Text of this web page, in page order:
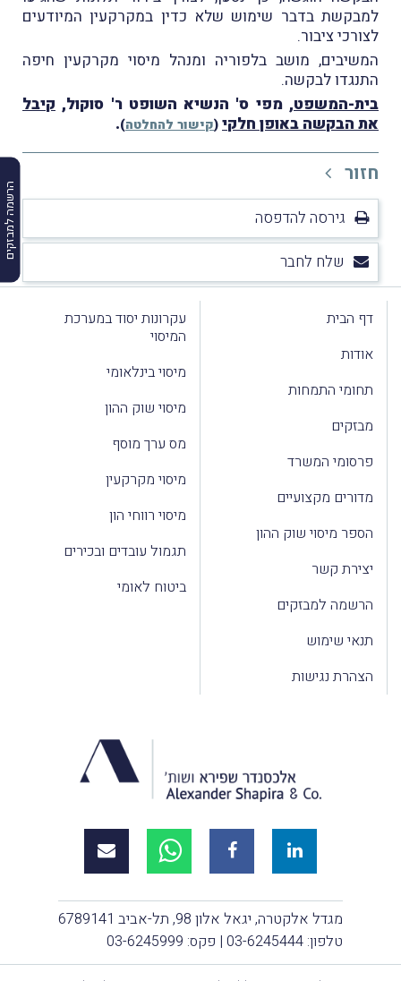
הרשמה למבזקים
למבקשת בדבר שימוש שלא כדין במקרקעין המיודעים
לצורכי ציבור.
המשיבים, מושב בלפוריה ומנהל מיסוי מקרקעין חיפה
התנגדו לבקשה.
בית-המשפט, מפי ס' הנשיא השופט ר' סוקול, קיבל
את הבקשה באופן חלקי(קישור להחלטה)
.
חזור
גירסה להדפסה
שלח לחבר
דף הבית
אודות
תחומי התמחות
מבזקים
פרסומי המשרד
מדורים מקצועיים
הספר מיסוי שוק ההון
יצירת קשר
הרשמה למבזקים
תנאי שימוש
הצהרת נגישות
עקרונות יסוד במערכת
המיסוי
מיסוי בינלאומי
מיסוי שוק ההון
מס ערך מוסף
מיסוי מקרקעין
מיסוי רווחי הון
תגמול עובדים ובכירים
ביטוח לאומי
מגדל אלקטרה, יגאל אלון 98, תל-אביב 6789141
טלפון: 03-6245444 | פקס: 03-6245999